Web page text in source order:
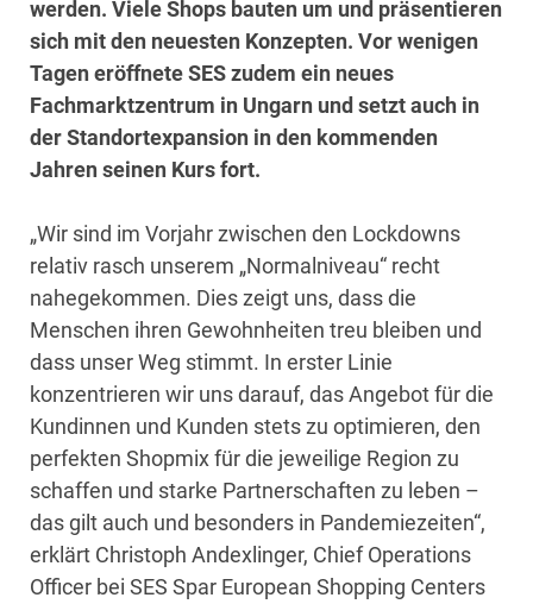
werden. Viele Shops bauten um und präsentieren
sich mit den neuesten Konzepten. Vor wenigen
Tagen eröffnete SES zudem ein neues
Fachmarktzentrum in Ungarn und setzt auch in
der Standortexpansion in den kommenden
Jahren seinen Kurs fort.
„Wir sind im Vorjahr zwischen den Lockdowns
relativ rasch unserem „Normalniveau“ recht
nahegekommen. Dies zeigt uns, dass die
Menschen ihren Gewohnheiten treu bleiben und
dass unser Weg stimmt. In erster Linie
konzentrieren wir uns darauf, das Angebot für die
Kundinnen und Kunden stets zu optimieren, den
perfekten Shopmix für die jeweilige Region zu
schaffen und starke Partnerschaften zu leben –
das gilt auch und besonders in Pandemiezeiten“,
erklärt Christoph Andexlinger, Chief Operations
Officer bei SES Spar European Shopping Centers